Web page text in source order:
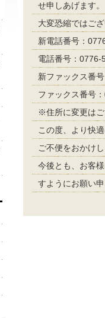
せ申しあげます。
大変恐縮ではご
新電話番号：
電話番号：0776-
新ファックス番
ファックス番号
※住所に変更はご
この度、より快
ご不便をおかけ
今後とも、お客
すようにお願い申